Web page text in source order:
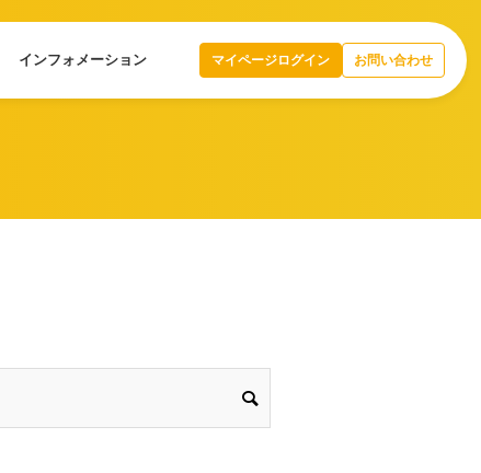
インフォメーション マイページログイン お問い合わせ